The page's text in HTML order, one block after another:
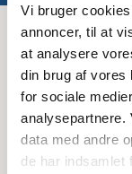
Vi bruger
annoncer, til at
at analysere
din brug af vores
for sociale
analysepartnere.
data med andre
de har indsamlet
Info
Om Ergomate
Kontakt
Montage